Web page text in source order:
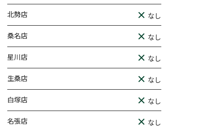
北勢店 なし
桑名店 なし
星川店 なし
生桑店 なし
白塚店 なし
名張店 なし